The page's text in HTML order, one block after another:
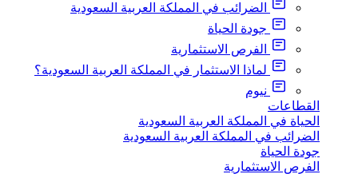
الضرائب في المملكة العربية السعودية
جودة الحياة
الفرص الاستثمارية
لماذا الاستثمار في المملكة العربية السعودية؟
نيوم
القطاعات
الحياة في المملكة العربية السعودية
الضرائب في المملكة العربية السعودية
جودة الحياة
الفرص الاستثمارية